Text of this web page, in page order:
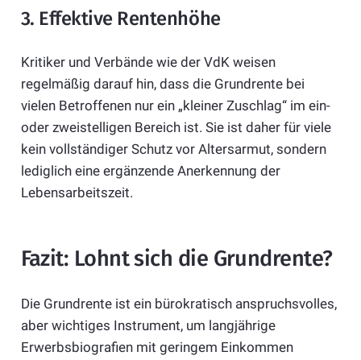
3. Effektive Rentenhöhe
Kritiker und Verbände wie der VdK weisen
regelmäßig darauf hin, dass die Grundrente bei
vielen Betroffenen nur ein „kleiner Zuschlag“ im ein-
oder zweistelligen Bereich ist. Sie ist daher für viele
kein vollständiger Schutz vor Altersarmut, sondern
lediglich eine ergänzende Anerkennung der
Lebensarbeitszeit.
Fazit: Lohnt sich die Grundrente?
Die Grundrente ist ein bürokratisch anspruchsvolles,
aber wichtiges Instrument, um langjährige
Erwerbsbiografien mit geringem Einkommen